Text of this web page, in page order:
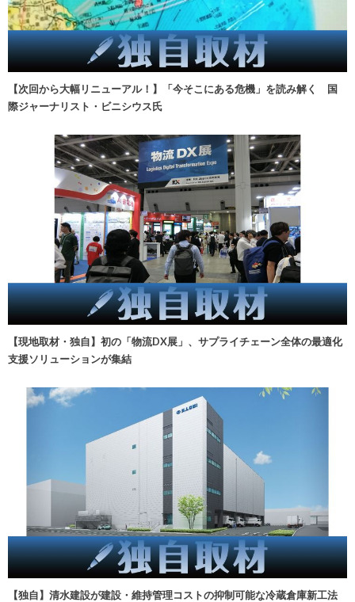
【次回から大幅リニューアル！】「今そこにある危機」を読み解く 国
際ジャーナリスト・ビニシウス氏
【現地取材・独自】初の「物流DX展」、サプライチェーン全体の最適化
支援ソリューションが集結
【独自】清水建設が建設・維持管理コストの抑制可能な冷蔵倉庫新工法